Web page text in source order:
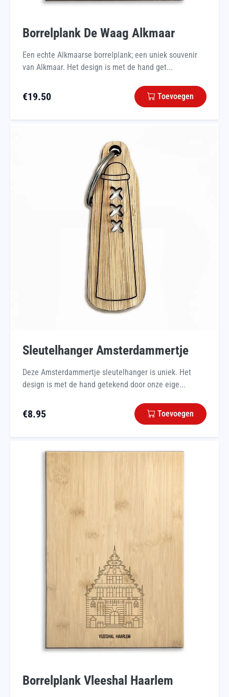
Borrelplank De Waag Alkmaar
Een echte Alkmaarse borrelplank; een uniek souvenir
van Alkmaar. Het design is met de hand get...
€19.50 Toevoegen
Sleutelhanger Amsterdammertje
Deze Amsterdammertje sleutelhanger is uniek. Het
design is met de hand getekend door onze eige...
€8.95 Toevoegen
Borrelplank Vleeshal Haarlem